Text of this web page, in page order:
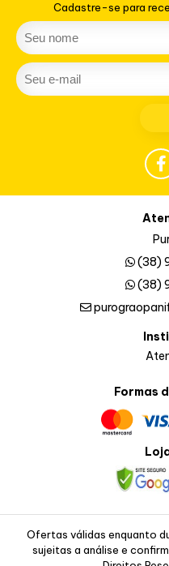
Cadastre-se para
(38)
(38)
Formas
Ofertas válidas enquanto
sujeitas a análise e